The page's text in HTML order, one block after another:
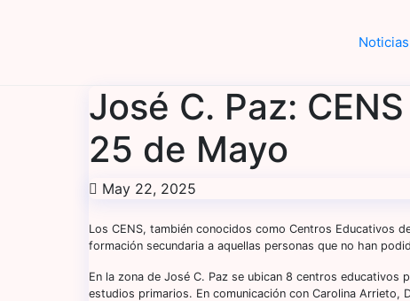
Noticias
José C. Paz:
25 de Mayo
May 22, 2025
Los CENS, también conocidos como Centros Educativos
formación secundaria a aquellas personas que no han
En la zona de José C. Paz se ubican 8 centros
estudios primarios. En comunicación con Carolina Arrieto,